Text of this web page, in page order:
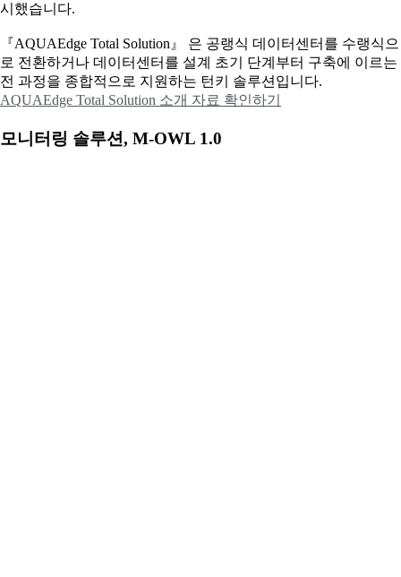
시했습니다.
『AQUAEdge Total Solution』 은 공랭식 데이터센터를 수랭식으
로 전환하거나 데이터센터를 설계 초기 단계부터 구축에 이르는
전 과정을 종합적으로 지원하는 턴키 솔루션입니다.
AQUAEdge Total Solution 소개 자료 확인하기
모니터링 솔루션, M-OWL 1.0